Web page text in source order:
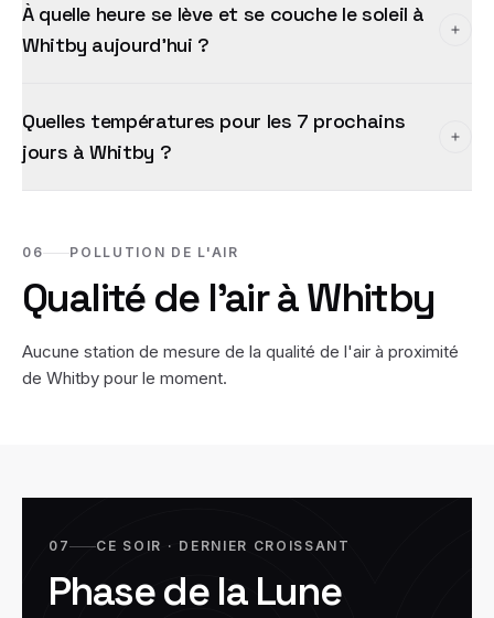
À quelle heure se lève et se couche le soleil à
Whitby aujourd'hui ?
Quelles températures pour les 7 prochains
jours à Whitby ?
06 POLLUTION DE L'AIR
Qualité de l'air àWhitby
Aucune station de mesure de la qualité de l'air à proximité
de Whitby pour le moment.
07 CE SOIR · DERNIER CROISSANT
Phase de la Lune